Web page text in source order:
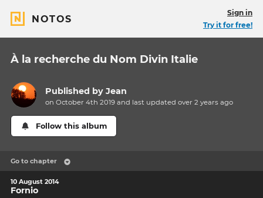
NOTOS
Sign in
Try it for free!
À la recherche du Nom Divin Italie
Published byJean
on October 4th 2019 and last updatedover 2 years ago
Follow this album
Go to chapter
10 August 2014
Fornio